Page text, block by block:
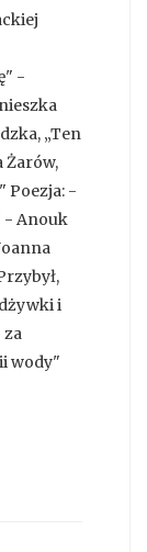
-
„Ten
Żarów,
Poezja: -
- Anouk
i
za
wody"